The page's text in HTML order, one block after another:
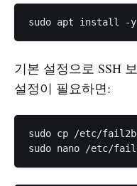
기본 설정으로 SSH
설정이 필요하면:
sudo cp /etc/